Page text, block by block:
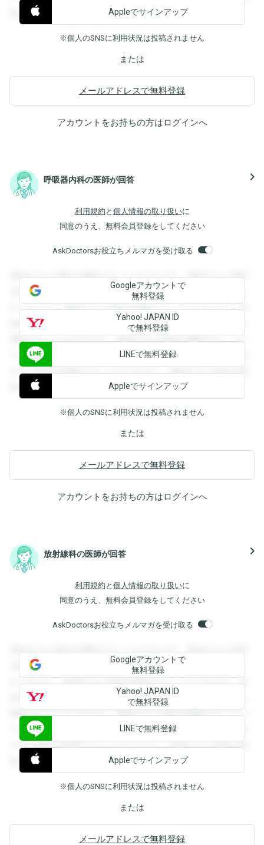
覧することができます。
Appleでサインアップ
※個人のSNSに利用状況は投稿されません
または
メールアドレスで無料登録
アカウントをお持ちの方はログインへ
呼吸器内科の医師が回答 navigate_next
利用規約 と 個人情報の取り扱いに
同意のうえ、無料会員登録をしてください
AskDoctorsお役立ちメルマガを受け取る
登録すると回答を閲覧することができます。登録すると回答
を閲覧することができます。登録すると回答を閲覧すること
ができます。登録すると回答を閲覧することができます。登
録すると回答を閲覧することができます。登録すると回答を
閲覧することができます。登録すると回答を閲覧することが
できます。登録すると回答を閲覧することができます。登録
すると回答を閲覧することができます。登録すると回答を閲
覧することができます。
Googleアカウントで
無料登録
Yahoo! JAPAN ID
で無料登録
LINEで無料登録
Appleでサインアップ
※個人のSNSに利用状況は投稿されません
または
メールアドレスで無料登録
アカウントをお持ちの方はログインへ
放射線科の医師が回答 navigate_next
利用規約 と 個人情報の取り扱いに
同意のうえ、無料会員登録をしてください
AskDoctorsお役立ちメルマガを受け取る
登録すると回答を閲覧することができます。登録すると回答
を閲覧することができます。登録すると回答を閲覧すること
ができます。登録すると回答を閲覧することができます。登
録すると回答を閲覧することができます。登録すると回答を
閲覧することができます。登録すると回答を閲覧することが
できます。登録すると回答を閲覧することができます。登録
すると回答を閲覧することができます。登録すると回答を閲
覧することができます。
Googleアカウントで
無料登録
Yahoo! JAPAN ID
で無料登録
LINEで無料登録
Appleでサインアップ
※個人のSNSに利用状況は投稿されません
または
メールアドレスで無料登録